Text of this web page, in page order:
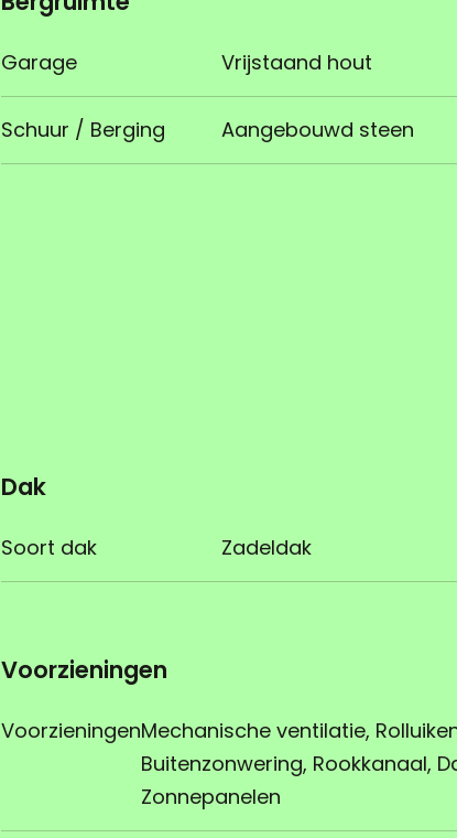
Garage Vrijstaand hout
Schuur / Berging Aangebouwd steen
Dak
Soort dak Zadeldak
Voorzieningen
VoorzieningenMechanische ventilatie,
Buitenzonwering, Rookkanaal,
Zonnepanelen